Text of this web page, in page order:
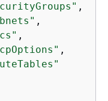
,
,
,
,